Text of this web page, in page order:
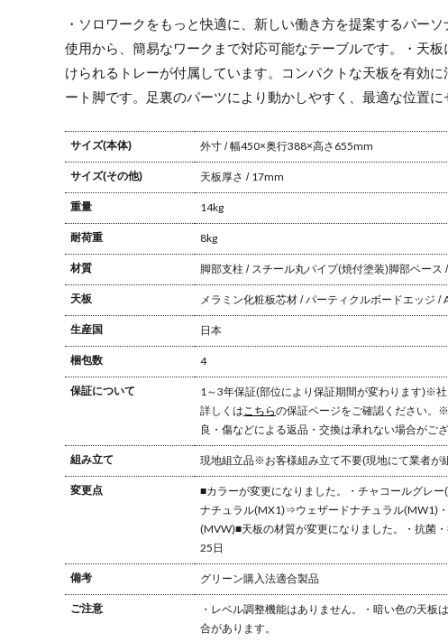
・ソロワークをもっと快適に、新しい働き方を提案するパーソ
使用から、簡易なワークまで対応可能なテーブルです。
・天
けられるトレーが付属しています。コンパクトな天板を有効に
ート脚です。足裏のパーツにより動かしやすく、最適な位置に
サイズ(本体) 外寸 / 幅450×奥行388×高さ655mm
サイズ(その他) 天板厚さ / 17mm
重量 14kg
耐荷重 8kg
材質 脚部支柱 / スチール丸パイプ(焼付塗装)脚部ベース
天板 メラミン化粧板芯材 / パーティクルボードエッジ /
生産国 日本
梱包数 4
保証について 1～3年保証(部位により保証期間が変わります)※社
詳しくはこちらの保証ページをご確認ください。 ※
良・傷などによる返品・交換は承れない場合がご
組み立て 現地組立品※お客様組み立て不要(現地にて業者が
変更点 ■カラーが変更になりました。 ・チャコールグレ
ナチュラル(MX1)⇒ウェザードナチュラル(MW1)
(MVW)■天板の材質が変更になりました。 ・抗菌
25日
備考 グリーン購入法適合製品
ご注意 ・レベル調整機能はありません。
・暗い色の天板
合があります。